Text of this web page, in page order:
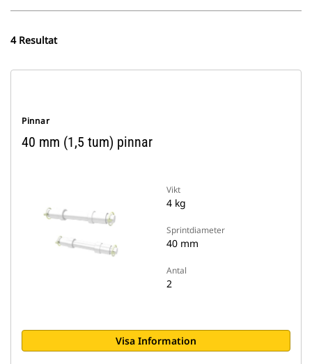
4 Resultat
Pinnar
40 mm (1,5 tum) pinnar
Vikt
4 kg
Sprintdiameter
40 mm
Antal
2
Visa Information